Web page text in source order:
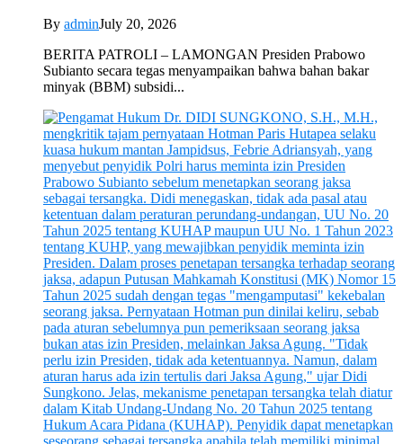
By adminJuly 20, 2026
BERITA PATROLI – LAMONGAN Presiden Prabowo
Subianto secara tegas menyampaikan bahwa bahan bakar
minyak (BBM) subsidi...